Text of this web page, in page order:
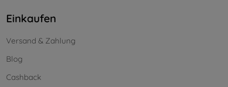
Einkaufen
Versand & Zahlung
Blog
Cashback